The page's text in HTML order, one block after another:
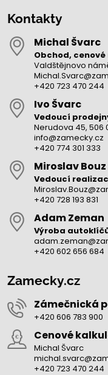
Kontakty
Michal Švarc
Obchod,
Valdštějnovo
+420 723 470 244
Ivo Švarc
Vedoucí
Nerudova 45, 506
info@zamecky.cz
+420 774 301 333
Miroslav Bouz
Vedoucí
+420 728 193 831
Adam Zeman
Výroba
+420 602 656 684
Zamecky.cz
Zámečnická
+420 606 783 900
Cenové
Michal Švarc
+420 723 470 244